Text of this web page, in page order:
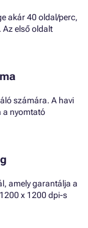
akár 40 oldal/perc,
Az első oldalt
számára. A havi
a nyomtató
amely garantálja a
x 1200 dpi-s